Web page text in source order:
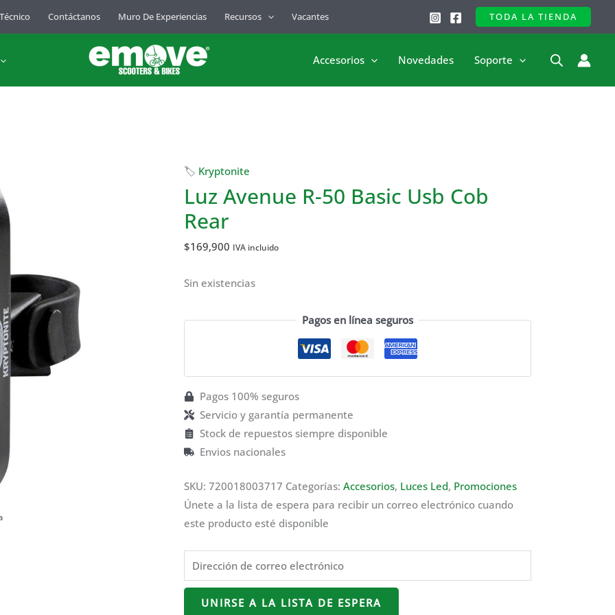
Contáctanos Muro De Experiencias Recursos Vacantes TODA LA TIENDA
Accesorios Novedades Soporte
🏷 Kryptonite
Luz Avenue R-50 Basic Usb Cob
Rear
$169,900 IVA incluido
Sin existencias
Pagos en línea seguros
Pagos 100% seguros
Servicio y garantía permanente
Stock de repuestos siempre disponible
Envios nacionales
SKU: 720018003717 Categorías: Accesorios, Luces Led, Promociones
Únete a la lista de espera para recibir un correo electrónico cuando
este producto esté disponible
tu
dirección
UNIRSE A LA LISTA DE ESPERA